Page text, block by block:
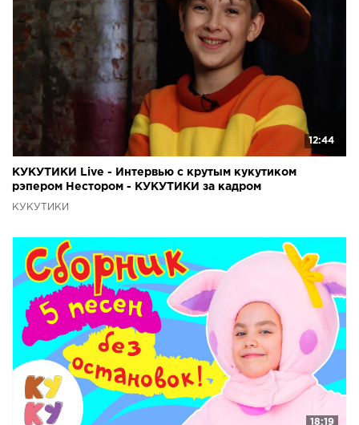
12:44
КУКУТИКИ Live - Интервью с крутым кукутиком
рэпером Нестором - КУКУТИКИ за кадром
КУКУТИКИ
18:19